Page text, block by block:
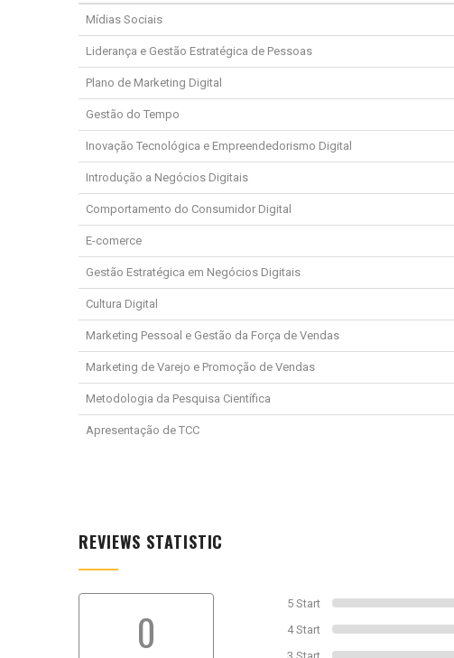
Mídias Sociais
Liderança e Gestão Estratégica de Pessoas
Plano de Marketing Digital
Gestão do Tempo
Inovação Tecnológica e Empreendedorismo Digital
Introdução a Negócios Digitais
Comportamento do Consumidor Digital
E-comerce
Gestão Estratégica em Negócios Digitais
Cultura Digital
Marketing Pessoal e Gestão da Força de Vendas
Marketing de Varejo e Promoção de Vendas
Metodologia da Pesquisa Científica
Apresentação de TCC
REVIEWS STATISTIC
0
5 Start
4 Start